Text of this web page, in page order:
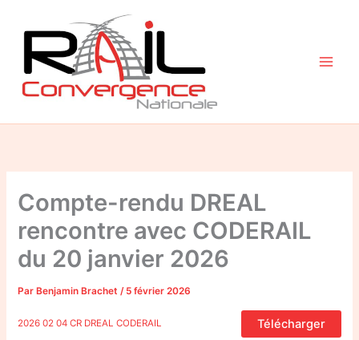
contenu
Compte-rendu DREAL
rencontre avec CODERAIL
du 20 janvier 2026
Par Benjamin Brachet/ 5 février 2026
2026 02 04 CR DREAL CODERAIL Télécharger